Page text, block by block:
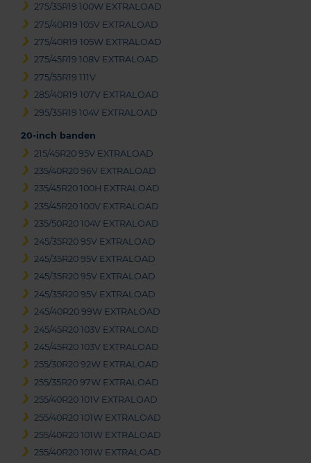
275/35R19 100W EXTRALOAD
275/40R19 105V EXTRALOAD
275/40R19 105W EXTRALOAD
275/45R19 108V EXTRALOAD
275/55R19 111V
285/40R19 107V EXTRALOAD
295/35R19 104V EXTRALOAD
20-inch banden
215/45R20 95V EXTRALOAD
235/40R20 96V EXTRALOAD
235/45R20 100H EXTRALOAD
235/45R20 100V EXTRALOAD
235/50R20 104V EXTRALOAD
245/35R20 95V EXTRALOAD
245/35R20 95V EXTRALOAD
245/35R20 95V EXTRALOAD
245/35R20 95V EXTRALOAD
245/40R20 99W EXTRALOAD
245/45R20 103V EXTRALOAD
245/45R20 103V EXTRALOAD
255/30R20 92W EXTRALOAD
255/35R20 97W EXTRALOAD
255/40R20 101V EXTRALOAD
255/40R20 101W EXTRALOAD
255/40R20 101W EXTRALOAD
255/40R20 101W EXTRALOAD